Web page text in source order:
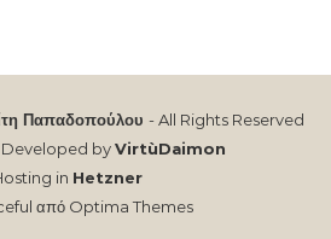
Παπαδοπούλου - All Rights Reserved
byVirtùDaimon
in Hetzner
από Optima Themes